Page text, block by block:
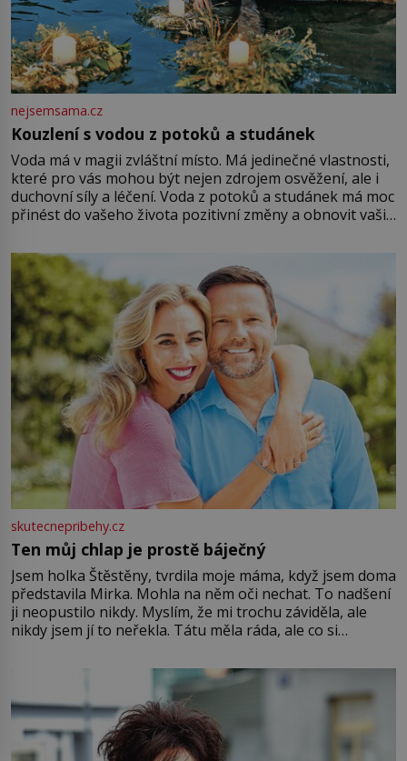
nejsemsama.cz
Kouzlení s vodou z potoků a studánek
Voda má v magii zvláštní místo. Má jedinečné vlastnosti,
které pro vás mohou být nejen zdrojem osvěžení, ale i
duchovní síly a léčení. Voda z potoků a studánek má moc
přinést do vašeho života pozitivní změny a obnovit vaši
můžete obohatit své rituály a přinést do svého života
větší harmonii a klid. Je důležité
skutecnepribehy.cz
Ten můj chlap je prostě báječný
Jsem holka Štěstěny, tvrdila moje máma, když jsem doma
představila Mirka. Mohla na něm oči nechat. To nadšení
ji neopustilo nikdy. Myslím, že mi trochu záviděla, ale
nikdy jsem jí to neřekla. Tátu měla ráda, ale co si
Jsme spolu moc rádi Tehdy byla jiná doba, když